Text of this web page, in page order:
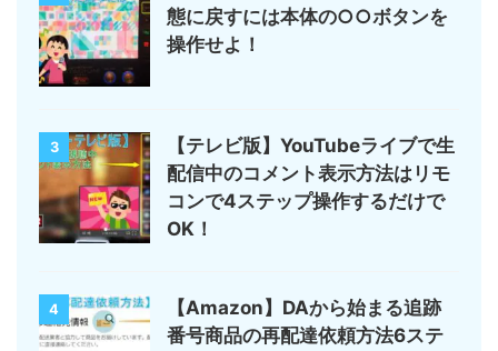
態に戻すには本体の○○ボタンを
操作せよ！
3
【テレビ版】YouTubeライブで生
配信中のコメント表示方法はリモ
コンで4ステップ操作するだけで
OK！
4
【Amazon】DAから始まる追跡
番号商品の再配達依頼方法6ステ